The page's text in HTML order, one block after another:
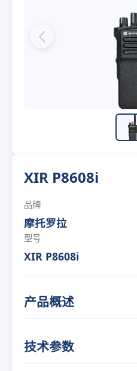
XIR P8608i
品牌
摩托罗拉
型号
XIR P8608i
产品概述
技术参数